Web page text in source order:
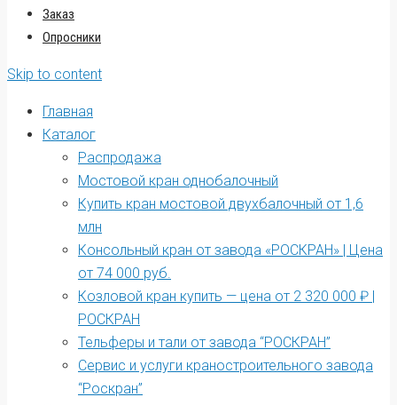
Заказ
Опросники
Skip to content
Главная
Каталог
Распродажа
Мостовой кран однобалочный
Купить кран мостовой двухбалочный от 1,6
млн
Консольный кран от завода «РОСКРАН» | Цена
от 74 000 руб.
Козловой кран купить — цена от 2 320 000 ₽ |
РОСКРАН
Тельферы и тали от завода “РОСКРАН”
Сервис и услуги краностроительного завода
“Роскран”